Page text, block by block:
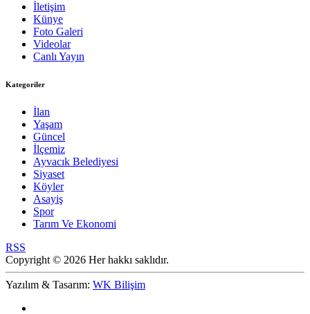
İletişim
Künye
Foto Galeri
Videolar
Canlı Yayın
Kategoriler
İlan
Yaşam
Güncel
İlçemiz
Ayvacık Belediyesi
Siyaset
Köyler
Asayiş
Spor
Tarım Ve Ekonomi
RSS
Copyright © 2026 Her hakkı saklıdır.
Yazılım & Tasarım: WK Bilişim